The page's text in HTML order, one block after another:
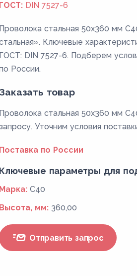
ГОСТ: DIN 7527-6
Проволока стальная 50х360 мм
Ключевые
ГОСТ: DIN 7527-6. Подберем
России.
Заказать товар
Проволока стальная 50х360 мм
запросу. Уточним условия
Поставка по России
Ключевые параметры для
Марка: C40
Высота, мм: 360,00
Отправить запрос